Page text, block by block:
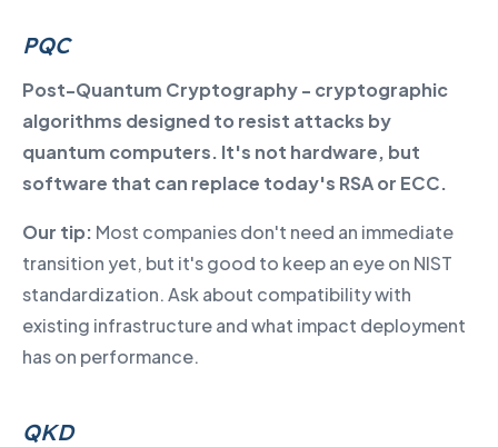
PQC
Post-Quantum Cryptography - cryptographic
algorithms designed to resist attacks by
quantum computers. It's not hardware, but
software that can replace today's RSA or ECC.
Our tip: Most companies don't need an immediate
transition yet, but it's good to keep an eye on NIST
standardization. Ask about compatibility with
existing infrastructure and what impact deployment
has on performance.
QKD